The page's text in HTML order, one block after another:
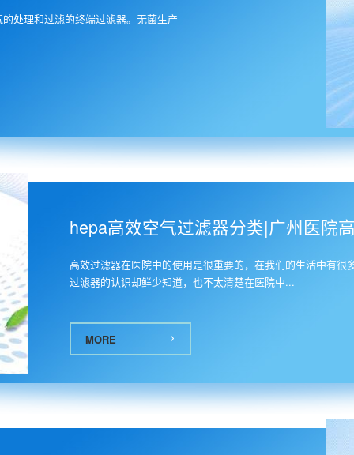
处理和过滤的终端过滤器。无菌生产
hepa高效空气过滤器分类|广州医院
高效过滤器在医院中的使用是很重要的，在我们的生活中有很
过滤器的认识却鲜少知道，也不太清楚在医院中...
MORE